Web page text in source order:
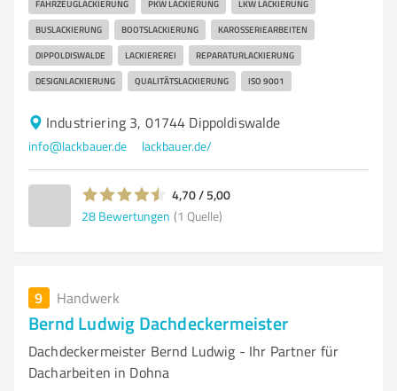
FAHRZEUGLACKIERUNG PKW LACKIERUNG LKW LACKIERUNG
BUSLACKIERUNG BOOTSLACKIERUNG KAROSSERIEARBEITEN
DIPPOLDISWALDE LACKIEREREI REPARATURLACKIERUNG
DESIGNLACKIERUNG QUALITÄTSLACKIERUNG ISO 9001
Industriering 3, 01744 Dippoldiswalde
info@lackbauer.de lackbauer.de/
4,70 / 5,00
28 Bewertungen (1 Quelle)
9 Handwerk
Bernd Ludwig Dachdeckermeister
Dachdeckermeister Bernd Ludwig - Ihr Partner für
Dacharbeiten in Dohna